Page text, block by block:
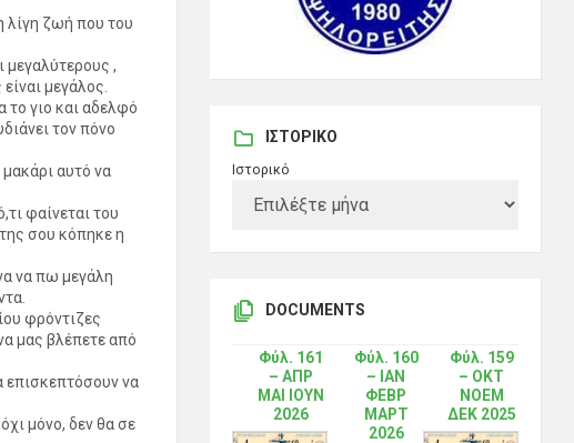
λίγη ζωή που του
μεγαλύτερους ,
μεγάλος.
το γιο και αδελφό
τον πόνο
αυτό να
φαίνεται του
σου κόπηκε η
να πω μεγάλη
φρόντιζες
μας βλέπετε από
επισκεπτόσουν να
μόνο, δεν θα σε
ΙΣΤΟΡΙΚΌ
Ιστορικό
DOCUMENTS
Φύλ. 161
– ΑΠΡ
ΜΑΙ ΙΟΥΝ
2026
Φύλ. 160
– ΙΑΝ
ΦΕΒΡ
ΜΑΡΤ
2026
Φύλ. 159
– ΟΚΤ
ΝΟΕΜ
ΔΕΚ 2025